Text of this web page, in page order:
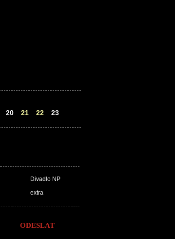
20 21 22 23
Divadlo NP
extra